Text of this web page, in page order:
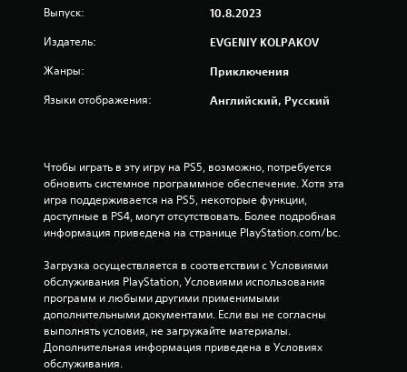
з
д
Выпуск: 10.8.2023
Издатель: EVGENIY KOLPAKOV
Жанры: Приключения
Языки отображения: Английский, Русский
Чтобы играть в эту игру на PS5, возможно, потребуется
обновить системное программное обеспечение. Хотя эта
игра поддерживается на PS5, некоторые функции,
доступные в PS4, могут отсутствовать. Более подробная
информация приведена на странице PlayStation.com/bc.
Загрузка осуществляется в соответствии с Условиями
обслуживания PlayStation, Условиями использования
программ и любыми другими применимыми
дополнительными документами. Если вы не согласны
выполнять условия, не загружайте материалы.
Дополнительная информация приведена в Условиях
обслуживания.